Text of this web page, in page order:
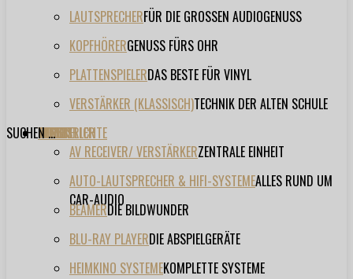
LAUTSPRECHERFÜR DIE GROSSEN AUDIOGENUSS
KOPFHÖRERGENUSS FÜRS OHR
PLATTENSPIELERDAS BESTE FÜR VINYL
VERSTÄRKER (KLASSISCH)TECHNIK DER ALTEN SCHULE
TESTBERICHTE
AV RECEIVER/ VERSTÄRKERZENTRALE EINHEIT
AUTO-LAUTSPRECHER & HIFI-SYSTEMEALLES RUND UM
CAR-AUDIO
BEAMERDIE BILDWUNDER
BLU-RAY PLAYERDIE ABSPIELGERÄTE
HEIMKINO SYSTEMEKOMPLETTE SYSTEME
FORUM
FILME
VIDEOS
HERSTELLER
EVENT
SUCHEN ...